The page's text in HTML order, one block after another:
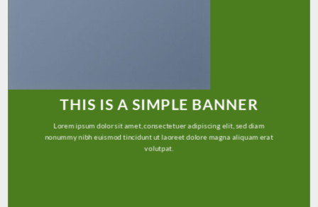
THIS IS A SIMPLE BANNER
Lorem ipsum dolor sit amet, consectetuer adipiscing elit, sed diam
nonummy nibh euismod tincidunt ut laoreet dolore magna aliquam erat
volutpat.